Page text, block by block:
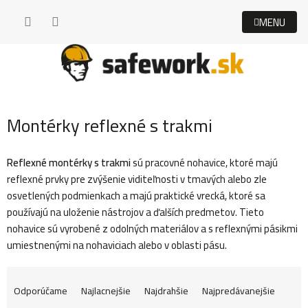
Montérky reflexné s trakmi
Reflexné montérky s trakmisú pracovné nohavice, ktoré majú
reflexné prvky pre zvýšenie viditeľnosti v tmavých alebo zle
osvetlených podmienkach a majú praktické vrecká, ktoré sa
používajú na uloženie nástrojov a ďalších predmetov. Tieto
nohavice sú vyrobené z odolných materiálov a s reflexnými pásikmi
umiestnenými na nohaviciach alebo v oblasti pásu.
R
Odporúčame Najlacnejšie Najdrahšie
Najpredávanejšie